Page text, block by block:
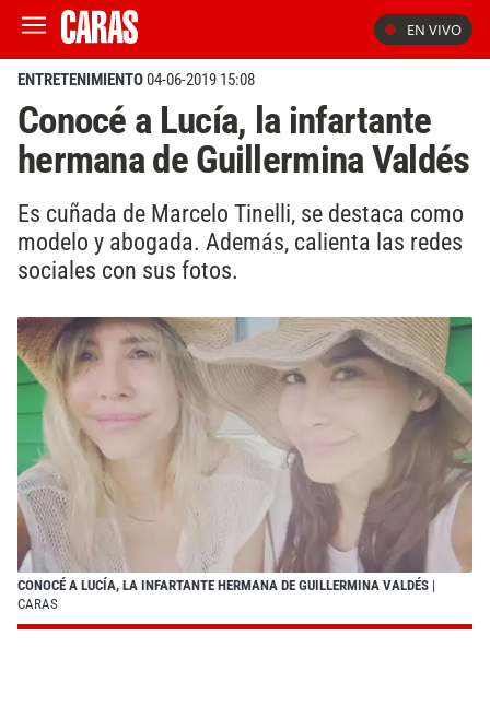
EN VIVO
ENTRETENIMIENTO04-06-2019 15:08
Conocé a Lucía, la infartante
hermana de Guillermina Valdés
Es cuñada de Marcelo Tinelli, se destaca como
modelo y abogada. Además, calienta las redes
sociales con sus fotos.
CONOCÉ A LUCÍA, LA INFARTANTE HERMANA DE GUILLERMINA VALDÉS |
CARAS